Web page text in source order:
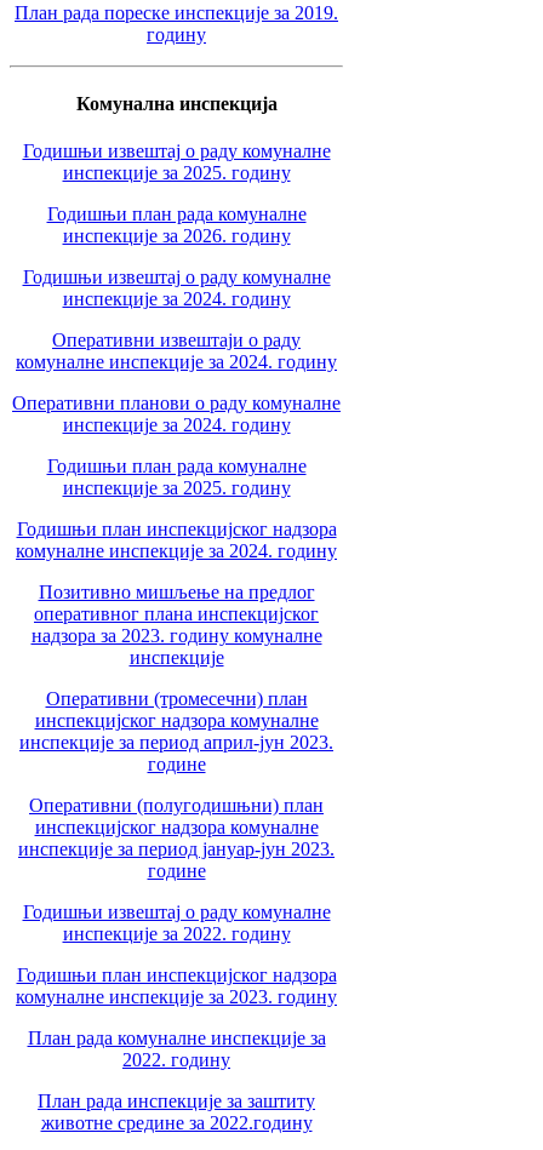
План рада пореске инспекције за 2019.
годину
Комунална инспекција
Годишњи извештај о раду комуналне
инспекције за 2025. годину
Годишњи план рада комуналне
инспекције за 2026. годину
Годишњи извештај о раду комуналне
инспекције за 2024. годину
Оперативни извештаји о раду
комуналне инспекције за 2024. годину
Оперативни планови о раду комуналне
инспекције за 2024. годину
Годишњи план рада комуналне
инспекције за 2025. годину
Годишњи план инспекцијског надзора
комуналне инспекције за 2024. годину
Позитивно мишљење на предлог
оперативног плана инспекцијског
надзора за 2023. годину комуналне
инспекције
Оперативни (тромесечни) план
инспекцијског надзора комуналне
инспекције за период април-јун 2023.
године
Оперативни (полугодишњни) план
инспекцијског надзора комуналне
инспекције за период јануар-јун 2023.
године
Годишњи извештај о раду комуналне
инспекције за 2022. годину
Годишњи план инспекцијског надзора
комуналне инспекције за 2023. годину
План рада комуналне инспекције за
2022. годину
План рада инспекције за заштиту
животне средине за 2022.годину